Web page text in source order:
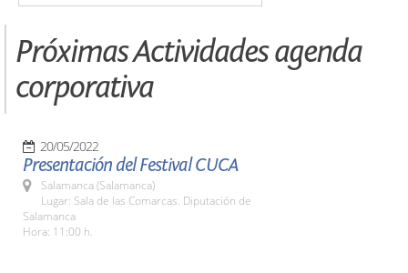
Próximas Actividades agenda
corporativa
20/05/2022
Presentación del Festival CUCA
Salamanca (Salamanca)
Lugar: Sala de las Comarcas. Diputación de
Salamanca
Hora: 11:00 h.